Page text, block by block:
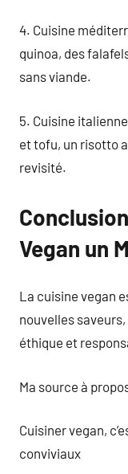
4. Cuisine
quinoa, des
sans viande.
5. Cuisine
et tofu, un risotto
revisité.
Vegan un
La cuisine vegan
nouvelles
éthique et
Ma source à
Cuisiner vegan,
conviviaux